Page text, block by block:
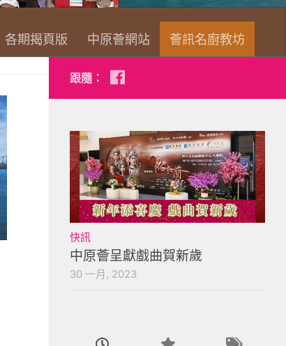
各期揭頁版 中原薈網站
薈訊名廚教坊
跟隨：
快訊
中原薈呈獻戲曲賀新歲
30 一月, 2023